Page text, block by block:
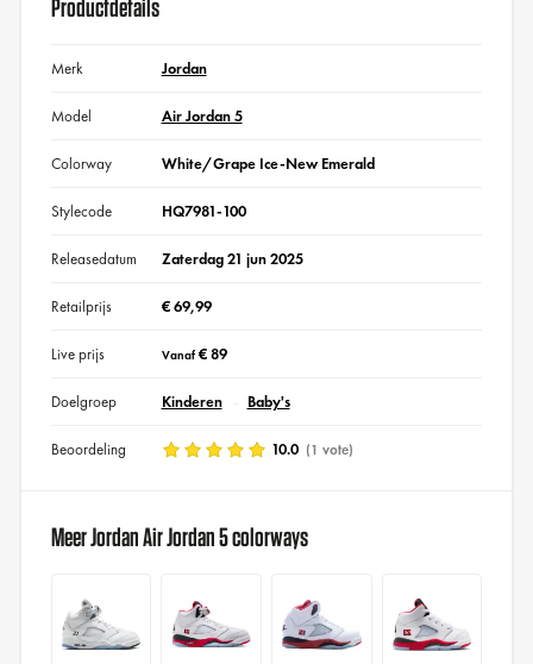
Productdetails
Merk Jordan
Model Air Jordan 5
Colorway White/Grape Ice-New Emerald
Stylecode HQ7981-100
Releasedatum Zaterdag 21 jun 2025
Retailprijs € 69,99
Live prijs Vanaf€ 89
Doelgroep Kinderen Baby's
Beoordeling 10.0 (1 vote)
Meer Jordan Air Jordan 5 colorways